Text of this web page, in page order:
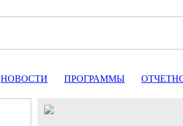
НОВОСТИ ПРОГРАММЫ